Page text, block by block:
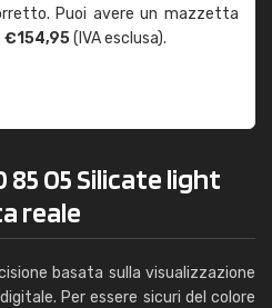
Puoi avere un mazzetta
(IVA esclusa).
85 05 Silicate light
reale
basata sulla visualizzazione
Per essere sicuri del colore